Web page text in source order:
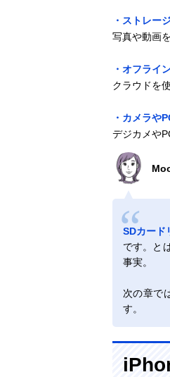
・ストレー
写真や動画
・オフライ
クラウドを
・カメラや
デジカメや
SDカード
です。と
事実。
次の章で
す。